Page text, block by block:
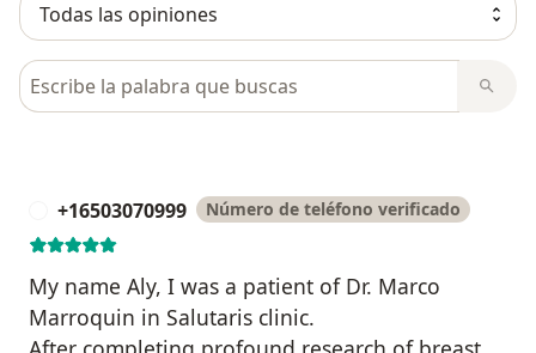
Busca en opiniones
+16503070999 Número de teléfono verificado
My name Aly, I was a patient of Dr. Marco
Marroquin in Salutaris clinic.